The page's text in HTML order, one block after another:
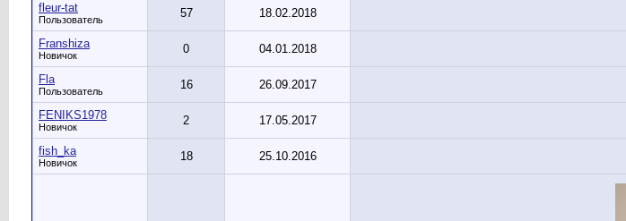
fleur-tat
Пользователь 57 18.02.2018
Franshiza
Новичок 0 04.01.2018
Fla
Пользователь 16 26.09.2017
FENIKS1978
Новичок 2 17.05.2017
fish_ka
Новичок 18 25.10.2016